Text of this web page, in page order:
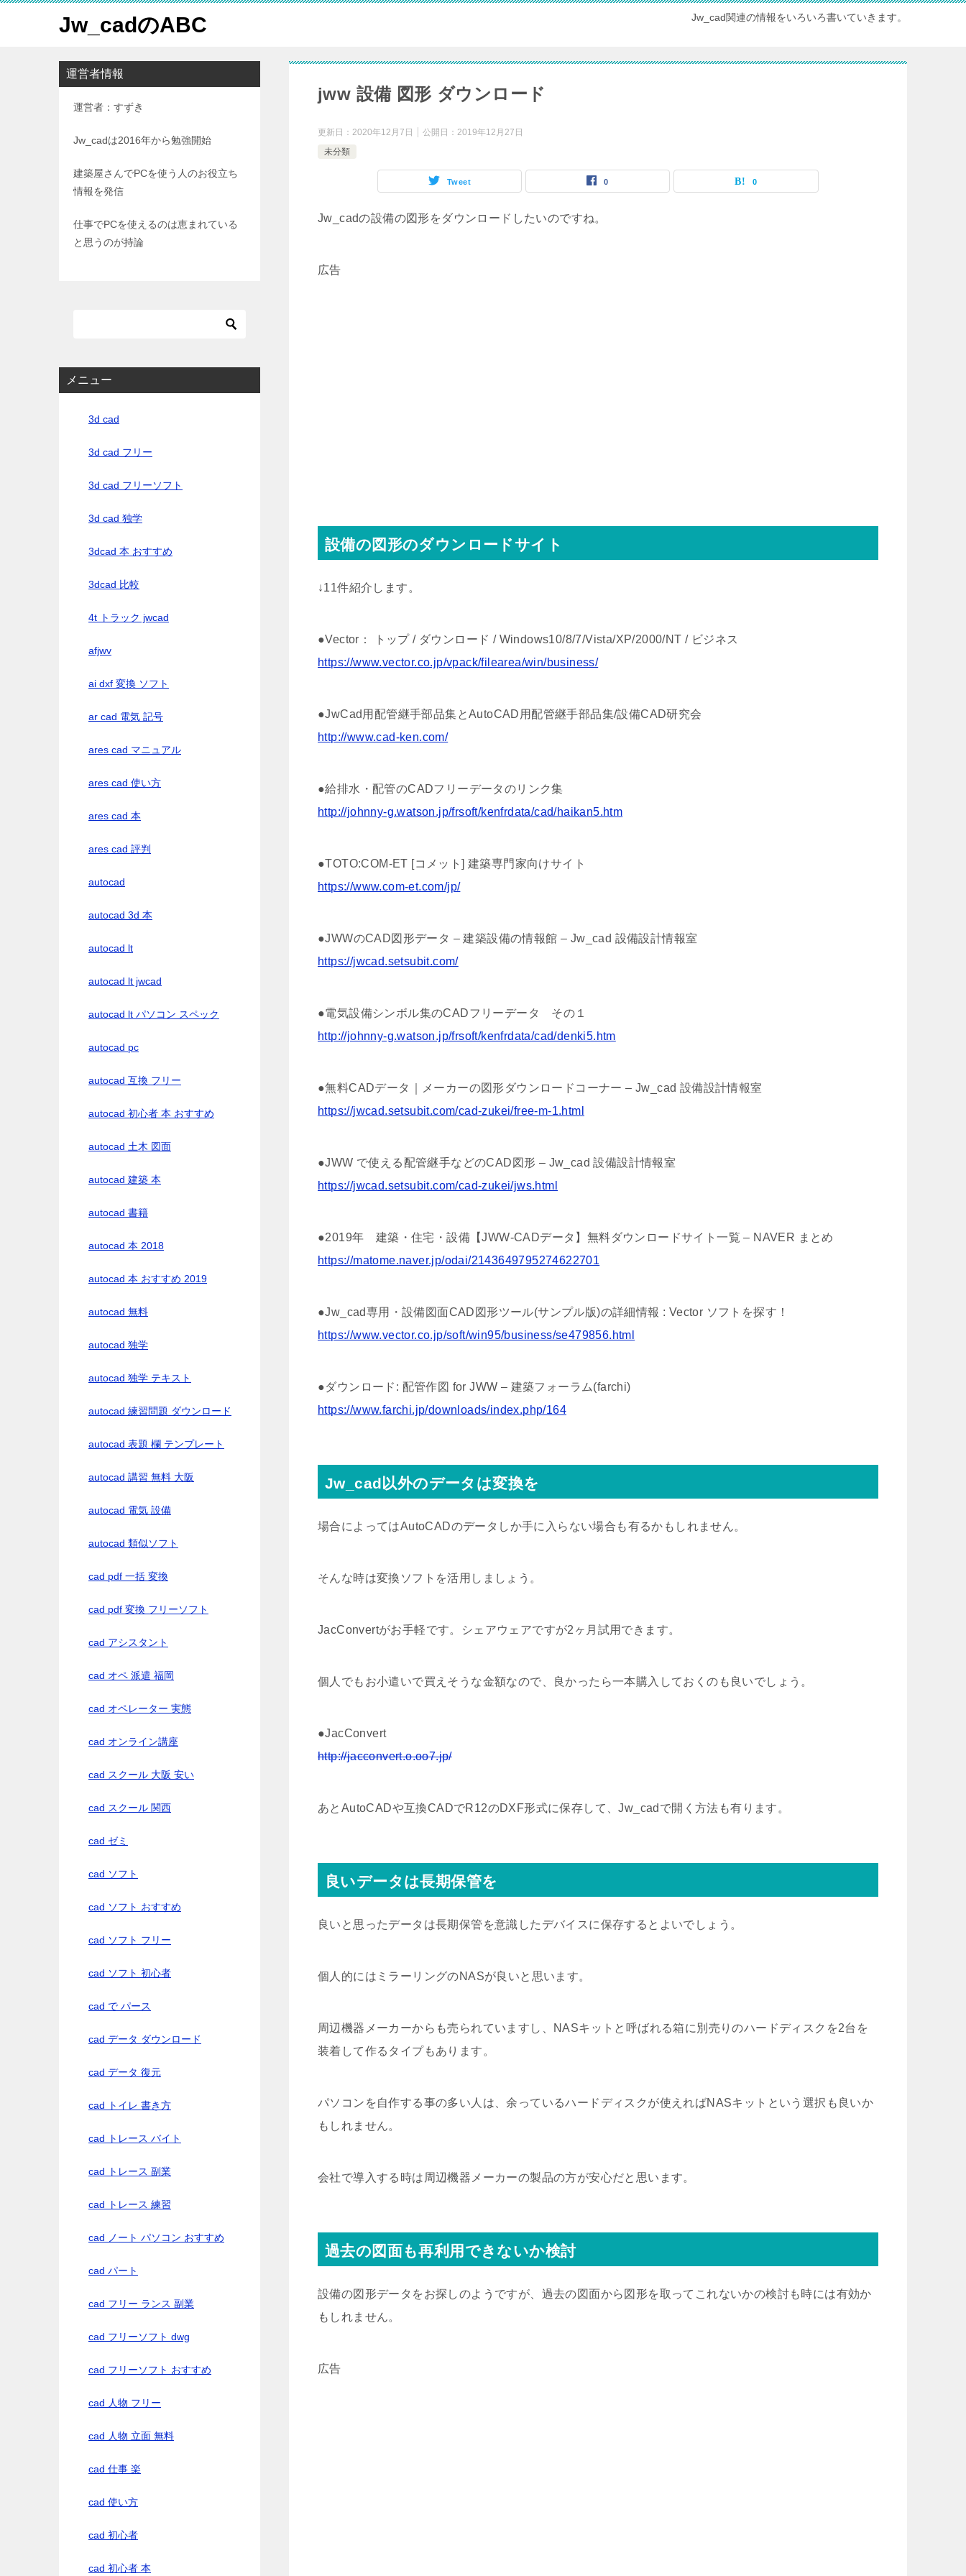
Jw_cadのABC Jw_cad関連の情報をいろいろ書いていきます。
jww 設備 図形 ダウンロード
更新日： 2020年12月7日 公開日： 2019年12月27日
未分類
Tweet 0 0
Jw_cadの設備の図形をダウンロードしたいのですね。
広告
設備の図形のダウンロードサイト
↓11件紹介します。
●Vector： トップ / ダウンロード / Windows10/8/7/Vista/XP/2000/NT / ビジネス
https://www.vector.co.jp/vpack/filearea/win/business/
●JwCad用配管継手部品集とAutoCAD用配管継手部品集/設備CAD研究会
http://www.cad-ken.com/
●給排水・配管のCADフリーデータのリンク集
http://johnny-g.watson.jp/frsoft/kenfrdata/cad/haikan5.htm
●TOTO:COM-ET [コメット] 建築専門家向けサイト
https://www.com-et.com/jp/
●JWWのCAD図形データ – 建築設備の情報館 – Jw_cad 設備設計情報室
https://jwcad.setsubit.com/
●電気設備シンボル集のCADフリーデータ その１
http://johnny-g.watson.jp/frsoft/kenfrdata/cad/denki5.htm
●無料CADデータ｜メーカーの図形ダウンロードコーナー – Jw_cad 設備設計情報室
https://jwcad.setsubit.com/cad-zukei/free-m-1.html
●JWW で使える配管継手などのCAD図形 – Jw_cad 設備設計情報室
https://jwcad.setsubit.com/cad-zukei/jws.html
●2019年 建築・住宅・設備【JWW-CADデータ】無料ダウンロードサイト一覧 – NAVER まとめ
https://matome.naver.jp/odai/2143649795274622701
●Jw_cad専用・設備図面CAD図形ツール(サンプル版)の詳細情報 : Vector ソフトを探す！
https://www.vector.co.jp/soft/win95/business/se479856.html
●ダウンロード: 配管作図 for JWW – 建築フォーラム(farchi)
https://www.farchi.jp/downloads/index.php/164
Jw_cad以外のデータは変換を
場合によってはAutoCADのデータしか手に入らない場合も有るかもしれません。
そんな時は変換ソフトを活用しましょう。
JacConvertがお手軽です。シェアウェアですが2ヶ月試用できます。
個人でもお小遣いで買えそうな金額なので、良かったら一本購入しておくのも良いでしょう。
●JacConvert
http://jacconvert.o.oo7.jp/
あとAutoCADや互換CADでR12のDXF形式に保存して、Jw_cadで開く方法も有ります。
良いデータは長期保管を
良いと思ったデータは長期保管を意識したデバイスに保存するとよいでしょう。
個人的にはミラーリングのNASが良いと思います。
周辺機器メーカーからも売られていますし、NASキットと呼ばれる箱に別売りのハードディスクを2台を
装着して作るタイプもあります。
パソコンを自作する事の多い人は、余っているハードディスクが使えればNASキットという選択も良いか
もしれません。
会社で導入する時は周辺機器メーカーの製品の方が安心だと思います。
過去の図面も再利用できないか検討
設備の図形データをお探しのようですが、過去の図面から図形を取ってこれないかの検討も時には有効か
もしれません。
広告
運営者情報
運営者：すずき
Jw_cadは2016年から勉強開始
建築屋さんでPCを使う人のお役立ち
情報を発信
仕事でPCを使えるのは恵まれている
と思うのが持論
メニュー
3d cad
3d cad フリー
3d cad フリーソフト
3d cad 独学
3dcad 本 おすすめ
3dcad 比較
4t トラック jwcad
afjwv
ai dxf 変換 ソフト
ar cad 電気 記号
ares cad マニュアル
ares cad 使い方
ares cad 本
ares cad 評判
autocad
autocad 3d 本
autocad lt
autocad lt jwcad
autocad lt パソコン スペック
autocad pc
autocad 互換 フリー
autocad 初心者 本 おすすめ
autocad 土木 図面
autocad 建築 本
autocad 書籍
autocad 本 2018
autocad 本 おすすめ 2019
autocad 無料
autocad 独学
autocad 独学 テキスト
autocad 練習問題 ダウンロード
autocad 表題 欄 テンプレート
autocad 講習 無料 大阪
autocad 電気 設備
autocad 類似ソフト
cad pdf 一括 変換
cad pdf 変換 フリーソフト
cad アシスタント
cad オペ 派遣 福岡
cad オペレーター 実態
cad オンライン講座
cad スクール 大阪 安い
cad スクール 関西
cad ゼミ
cad ソフト
cad ソフト おすすめ
cad ソフト フリー
cad ソフト 初心者
cad で パース
cad データ ダウンロード
cad データ 復元
cad トイレ 書き方
cad トレース バイト
cad トレース 副業
cad トレース 練習
cad ノート パソコン おすすめ
cad パート
cad フリー ランス 副業
cad フリーソフト dwg
cad フリーソフト おすすめ
cad 人物 フリー
cad 人物 立面 無料
cad 仕事 楽
cad 使い方
cad 初心者
cad 初心者 本